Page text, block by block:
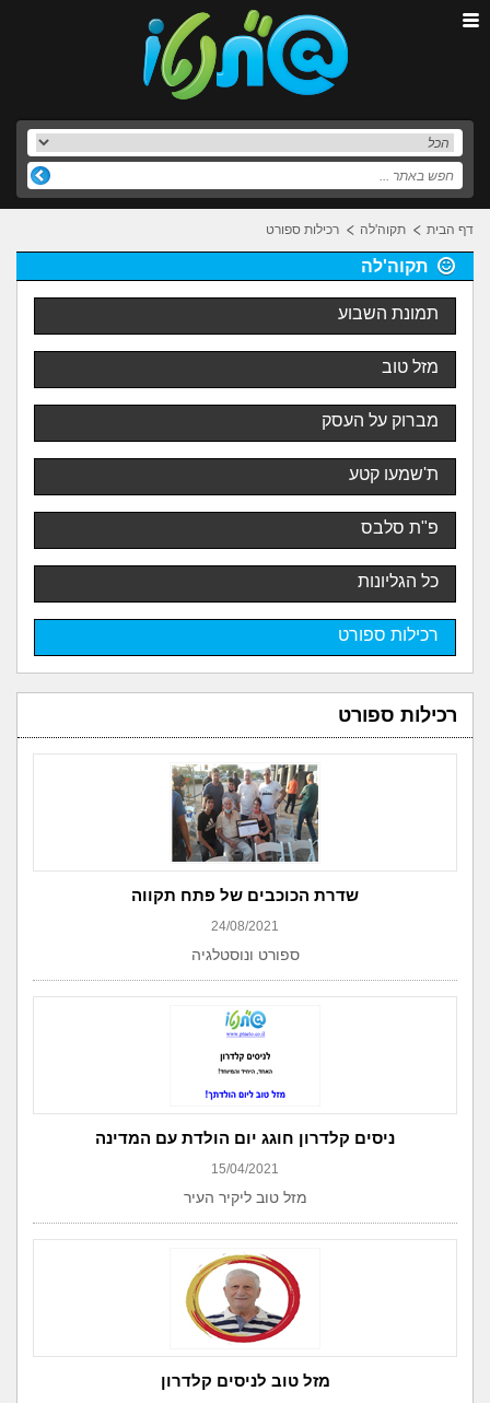
דף הבית תקוה'לה רכילות ספורט
תקוה'לה
תמונת השבוע
מזל טוב
מברוק על העסק
ת'שמעו קטע
פ"ת סלבס
כל הגליונות
רכילות ספורט
רכילות ספורט
שדרת הכוכבים של פתח תקווה
24/08/2021
ספורט ונוסטלגיה
ניסים קלדרון חוגג יום הולדת עם המדינה
15/04/2021
מזל טוב ליקיר העיר
מזל טוב לניסים קלדרון